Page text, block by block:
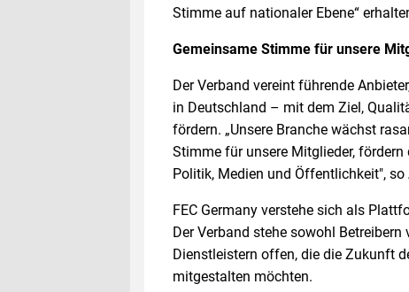
Stimme auf nationaler Ebene“
Gemeinsame Stimme für unsere
Der Verband vereint führende
in Deutschland – mit dem Ziel,
fördern. „Unsere Branche wächst
Stimme für unsere Mitglieder,
Politik, Medien und Öffentlichkeit", so
FEC Germany verstehe sich als
Der Verband stehe sowohl
Dienstleistern offen, die die Zukunft
mitgestalten möchten.